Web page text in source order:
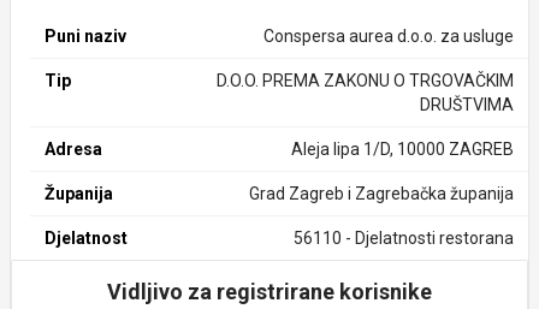
Puni naziv Conspersa aurea d.o.o. za usluge
Tip
D.O.O. PREMA ZAKONU O TRGOVAČKIM
DRUŠTVIMA
Adresa Aleja lipa 1/D, 10000 ZAGREB
Županija Grad Zagreb i Zagrebačka županija
Djelatnost 56110 - Djelatnosti restorana
Vidljivo za registrirane korisnike